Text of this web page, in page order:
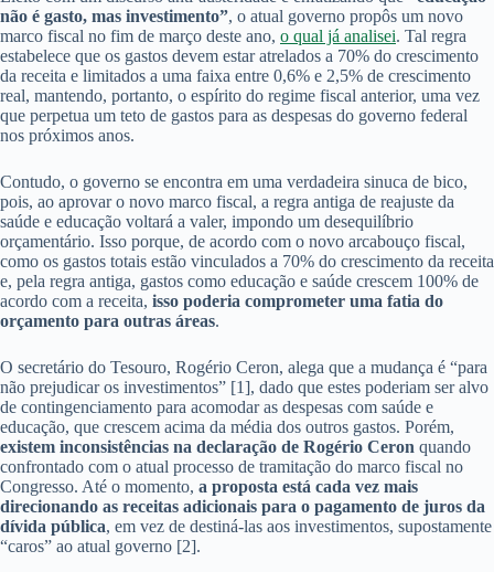
não é gasto, mas investimento”, o atual governo propôs um novo
marco fiscal no fim de março deste ano, o qual já analisei. Tal regra
estabelece que os gastos devem estar atrelados a 70% do crescimento
da receita e limitados a uma faixa entre 0,6% e 2,5% de crescimento
real, mantendo, portanto, o espírito do regime fiscal anterior, uma vez
que perpetua um teto de gastos para as despesas do governo federal
nos próximos anos.
Contudo, o governo se encontra em uma verdadeira sinuca de bico,
pois, ao aprovar o novo marco fiscal, a regra antiga de reajuste da
saúde e educação voltará a valer, impondo um desequilíbrio
orçamentário. Isso porque, de acordo com o novo arcabouço fiscal,
como os gastos totais estão vinculados a 70% do crescimento da receita
e, pela regra antiga, gastos como educação e saúde crescem 100% de
acordo com a receita, isso poderia comprometer uma fatia do
orçamento para outras áreas.
O secretário do Tesouro, Rogério Ceron, alega que a mudança é “para
não prejudicar os investimentos” [1], dado que estes poderiam ser alvo
de contingenciamento para acomodar as despesas com saúde e
educação, que crescem acima da média dos outros gastos. Porém,
existem inconsistências na declaração de Rogério Ceron quando
confrontado com o atual processo de tramitação do marco fiscal no
Congresso. Até o momento, a proposta está cada vez mais
direcionando as receitas adicionais para o pagamento de juros da
dívida pública, em vez de destiná-las aos investimentos, supostamente
“caros” ao atual governo [2].